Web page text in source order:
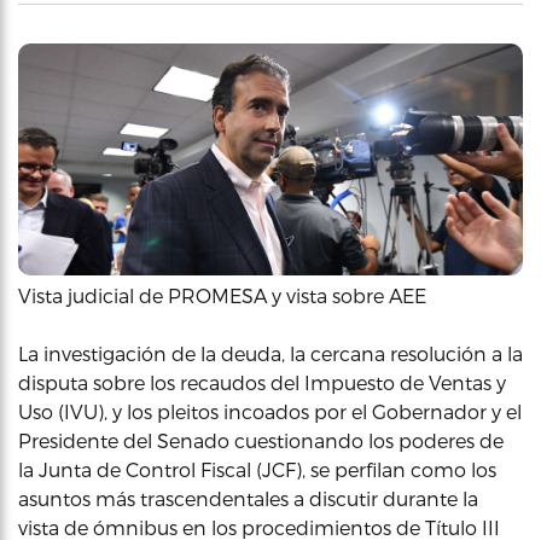
Vista judicial de PROMESA y vista sobre AEE
La investigación de la deuda, la cercana resolución a la
disputa sobre los recaudos del Impuesto de Ventas y
Uso (IVU), y los pleitos incoados por el Gobernador y el
Presidente del Senado cuestionando los poderes de
la Junta de Control Fiscal (JCF), se perfilan como los
asuntos más trascendentales a discutir durante la
vista de ómnibus en los procedimientos de Título III